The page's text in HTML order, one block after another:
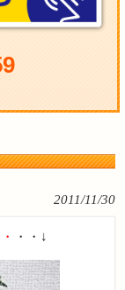
2011/11/30
・・↓